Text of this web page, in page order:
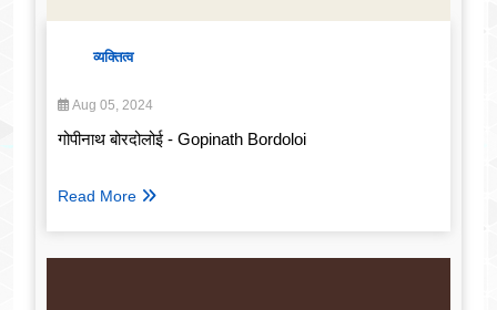
व्यक्तित्व
Aug 05, 2024
गोपीनाथ बोरदोलोई - Gopinath Bordoloi
Read More